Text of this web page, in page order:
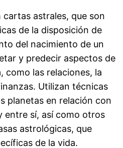
astrales, que son
de la disposición de
del nacimiento de un
y predecir aspectos de
como las relaciones, la
Utilizan técnicas
planetas en relación con
entre sí, así como otros
astrológicas, que
de la vida.